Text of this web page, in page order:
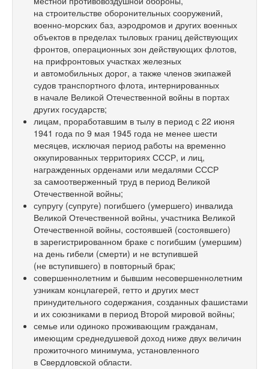
на строительстве оборонительных сооружений,
военно-морских баз, аэродромов и других военных
объектов в пределах тыловых границ действующих
фронтов, операционных зон действующих флотов,
на прифронтовых участках железных
и автомобильных дорог, а также членов экипажей
судов транспортного флота, интернированных
в начале Великой Отечественной войны в портах
других государств;
лицам, проработавшим в тылу в период с 22 июня
1941 года по 9 мая 1945 года не менее шести
месяцев, исключая период работы на временно
оккупированных территориях СССР, и лиц,
награжденных орденами или медалями СССР
за самоотверженный труд в период Великой
Отечественной войны;
супругу (супруге) погибшего (умершего) инвалида
Великой Отечественной войны, участника Великой
Отечественной войны, состоявшей (состоявшего)
в зарегистрированном браке с погибшим (умершим)
на день гибели (смерти) и не вступившей
(не вступившего) в повторный брак;
совершеннолетним и бывшим несовершеннолетним
узникам концлагерей, гетто и других мест
принудительного содержания, созданных фашистами
и их союзниками в период Второй мировой войны;
семье или одиноко проживающим гражданам,
имеющим среднедушевой доход ниже двух величин
прожиточного минимума, установленного
в Свердловской области.